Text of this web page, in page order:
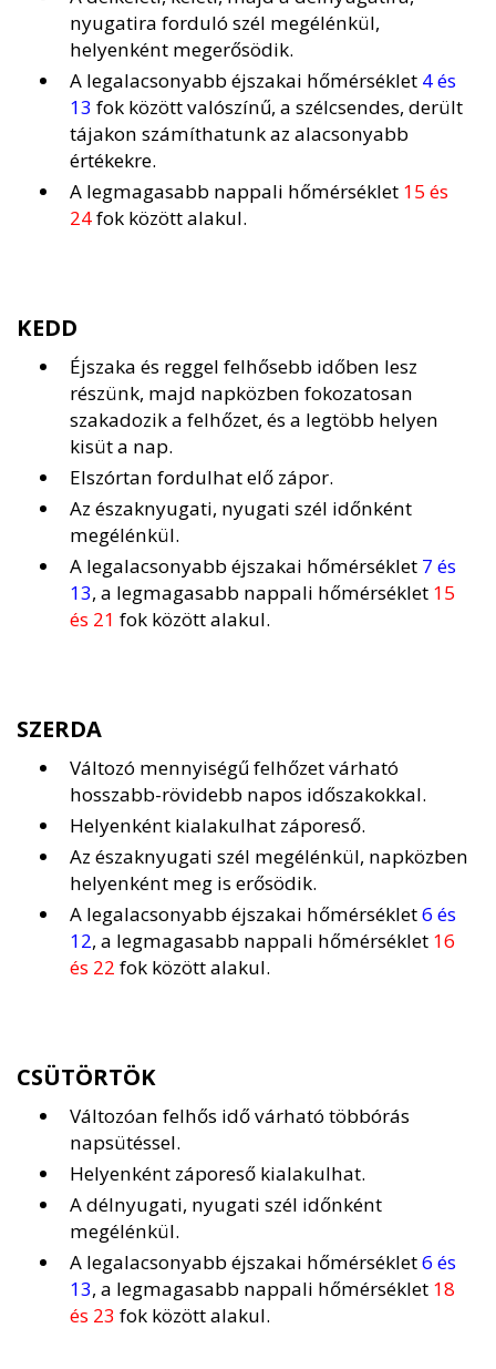
nyugatira forduló szél megélénkül,
helyenként megerősödik.
A legalacsonyabb éjszakai hőmérséklet 4 és
13 fok között valószínű, a szélcsendes, derült
tájakon számíthatunk az alacsonyabb
értékekre.
A legmagasabb nappali hőmérséklet 15 és
24fok között alakul.
KEDD
Éjszaka és reggel felhősebb időben lesz
részünk, majd napközben fokozatosan
szakadozik a felhőzet, és a legtöbb helyen
kisüt a nap.
Elszórtan fordulhat elő zápor.
Az északnyugati, nyugati szél időnként
megélénkül.
A legalacsonyabb éjszakai hőmérséklet 7 és
13, a legmagasabb nappali hőmérséklet 15
és 21 fok között alakul.
SZERDA
Változó mennyiségű felhőzet várható
hosszabb-rövidebb napos időszakokkal.
Helyenként kialakulhat záporeső.
Az északnyugati szél megélénkül, napközben
helyenként meg is erősödik.
A legalacsonyabb éjszakai hőmérséklet6 és
12, a legmagasabb nappali hőmérséklet 16
és 22 fok között alakul.
CSÜTÖRTÖK
Változóan felhős idő várható többórás
napsütéssel.
Helyenként záporeső kialakulhat.
A délnyugati, nyugati szél időnként
megélénkül.
A legalacsonyabb éjszakai hőmérséklet6 és
13, a legmagasabb nappali hőmérséklet 18
és 23 fok között alakul.